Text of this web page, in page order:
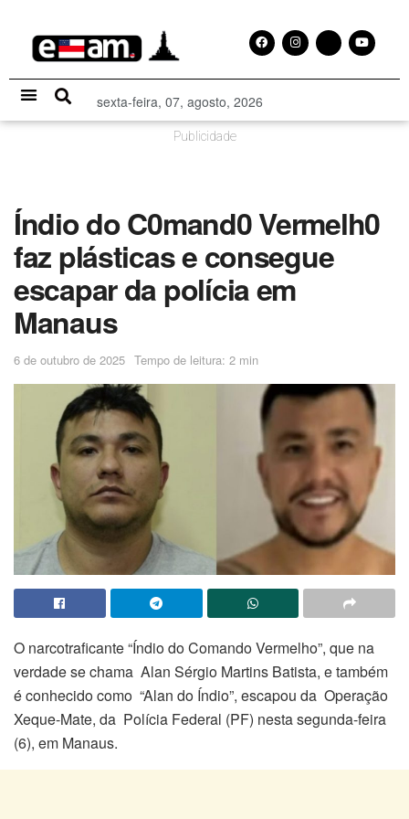
sexta-feira, 07, agosto, 2026
Publicidade
Índio do C0mand0 Vermelh0
faz plásticas e consegue
escapar da polícia em
Manaus
6 de outubro de 2025 Tempo de leitura: 2 min
O narcotraficante “Índio do Comando Vermelho”, que na
verdade se chama Alan Sérgio Martins Batista, e também
é conhecido como “Alan do Índio”, escapou da Operação
Xeque-Mate, da Polícia Federal (PF) nesta segunda-feira
(6), em Manaus.